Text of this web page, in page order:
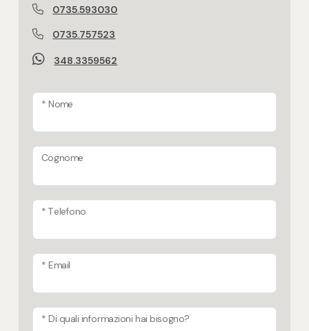
Impianto di riscaldamento a norma
normale proprietà
Pannelli solari termici
Cappotto termico esterno
Domotica in casa
0735.593030
0735.757523
348.3359562
* Nome
Cognome
* Telefono
* Email
* Di quali informazioni hai bisogno?